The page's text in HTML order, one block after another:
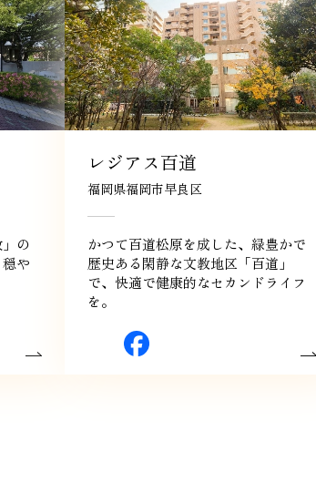
の
や
レジアス百道
福岡県福岡市早良区
かつて百道松原を成した、緑豊かで
歴史ある閑静な文教地区「百道」
で、快適で健康的なセカンドライフ
を。